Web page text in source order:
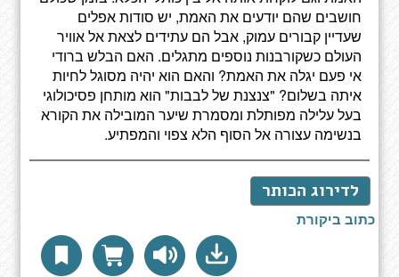
חושבים שהם יודעים את האמת, יש סודות אפלים
שעדיין קבורים עמוק, אבל הם עתידים לצאת אל אוויר
העולם כשקורבנות נוספים מתגלים. האם הבלש ברודי
אי פעם יגלה את האמת? והאם הוא יהיה מסוגל לחיות
איתה בשלום? "צנצנת של לבבות" הוא מותחן פסיכולוגי
בעל עלילה מפותלת ומסמרת שיער המובילה את הקורא
בנשימה עצורה אל הסוף הלא צפוי והמפתיע.
לדירוג הכותר
כתוב ביקורת